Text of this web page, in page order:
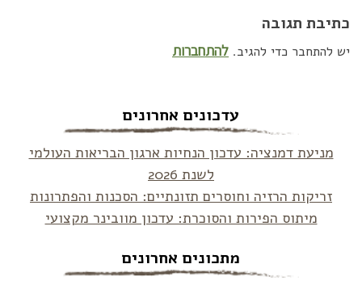
כתיבת תגובה
יש להתחבר כדי להגיב. להתחברות
עדכונים אחרונים
מניעת דמנציה: עדכון הנחיות ארגון הבריאות העולמי
לשנת 2026
זריקות הרזיה וחוסרים תזונתיים: הסכנות והפתרונות
מיתוס הפירות והסוכרת: עדכון מוובינר מקצועי
מתכונים אחרונים